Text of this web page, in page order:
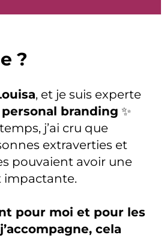
?
, et je suis experte
personal branding ✨
j’ai cru que
extraverties et
pouvaient avoir une
impactante.
pour moi et pour les
cela